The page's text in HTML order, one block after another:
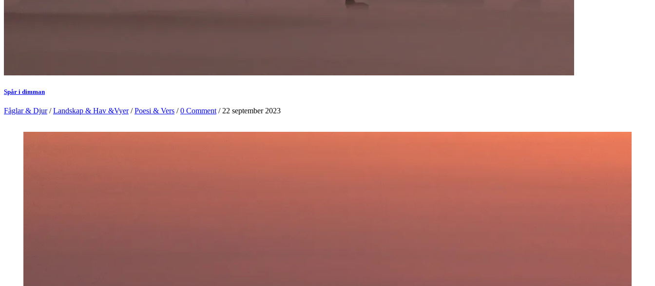
Spår i dimman
Fåglar & Djur/Landskap & Hav &Vyer/Poesi & Vers /0 Comment / 22 september 2023